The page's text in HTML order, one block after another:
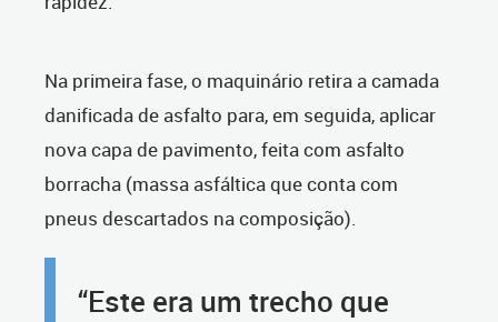
Na primeira fase, o maquinário retira a camada
danificada de asfalto para, em seguida, aplicar
nova capa de pavimento, feita com asfalto
borracha (massa asfáltica que conta com
pneus descartados na composição).
“Este era um trecho que